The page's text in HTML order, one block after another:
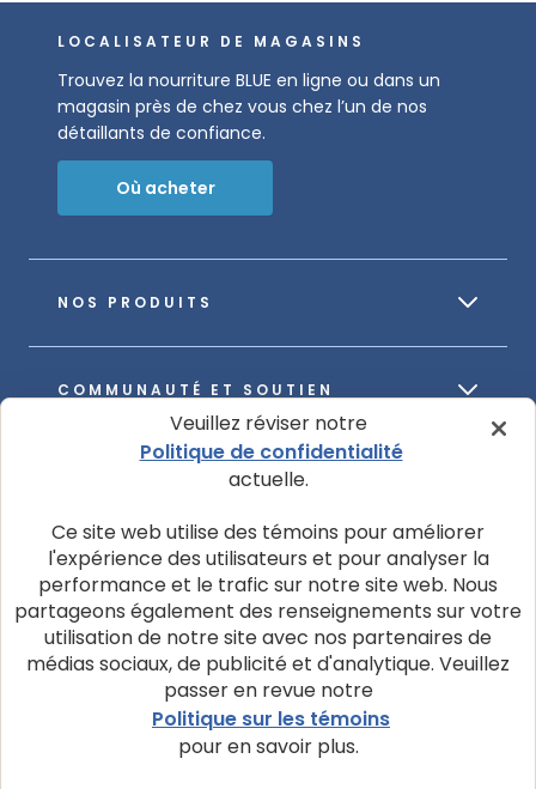
NOS PRODUITS
COMMUNAUTÉ ET SOUTIEN
À PROPOS DE NOTRE ENTREPRISE
LOCALISATEUR DE MAGASINS
Trouvez la nourriture BLUE en ligne ou dans un
magasin près de chez vous chez l’un de nos
détaillants de confiance.
Où acheter
© 2026 La société Blue Buffalo ltée
Politique de confidentialité
Avis d’utilisation de témoins
Personnaliser les paramètres des témoins
Veuillez réviser notre
Politique de confidentialité
actuelle.
Ce site web utilise des témoins pour améliorer
l'expérience des utilisateurs et pour analyser la
performance et le trafic sur notre site web. Nous
partageons également des renseignements sur votre
utilisation de notre site avec nos partenaires de
médias sociaux, de publicité et d'analytique. Veuillez
passer en revue notre
Politique sur les témoins
pour en savoir plus.